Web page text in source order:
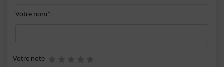
Votre nom*
Votre note